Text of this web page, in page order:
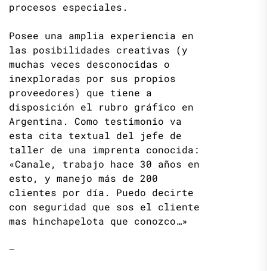
procesos especiales.
Posee una amplia experiencia en
las posibilidades creativas (y
muchas veces desconocidas o
inexploradas por sus propios
proveedores) que tiene a
disposición el rubro gráfico en
Argentina. Como testimonio va
esta cita textual del jefe de
taller de una imprenta conocida:
«Canale, trabajo hace 30 años en
esto, y manejo más de 200
clientes por día. Puedo decirte
con seguridad que sos el cliente
mas hinchapelota que conozco…»
—